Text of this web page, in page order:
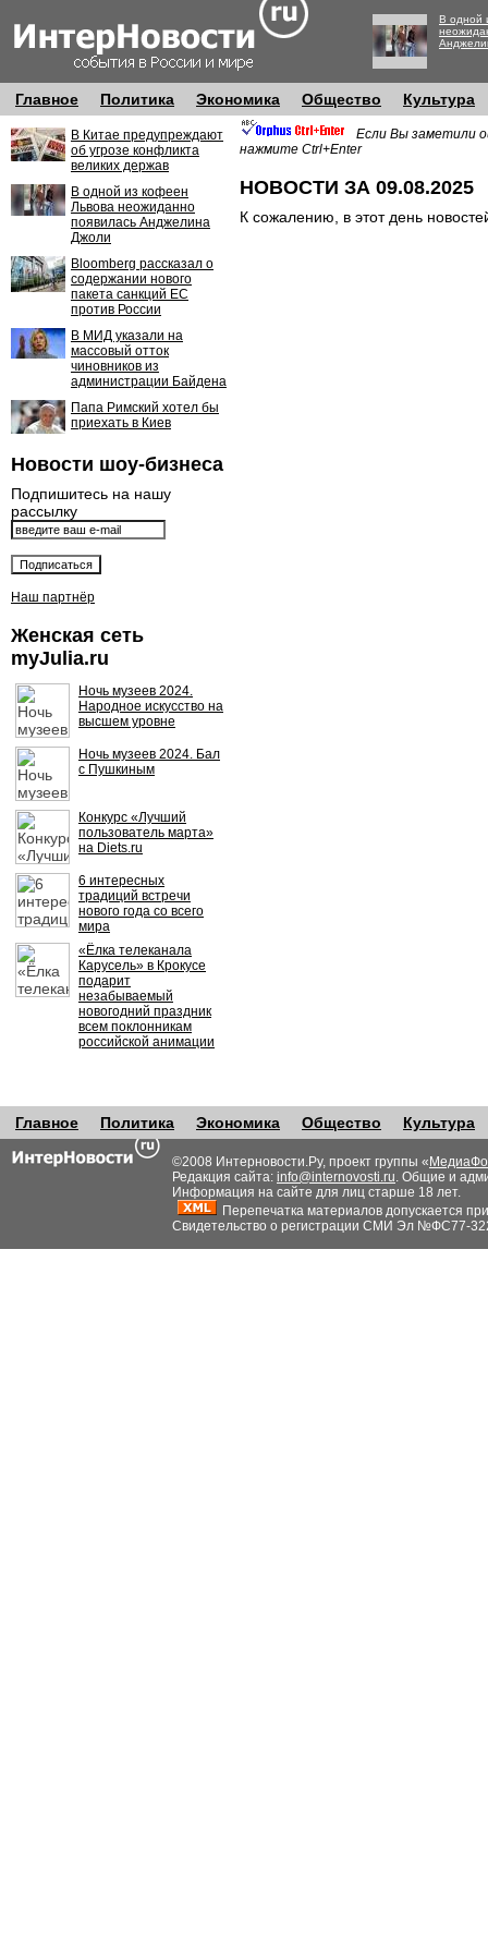
В одной
Главное Политика Экономика Общество Культура
В Китае предупреждают
об угрозе конфликта
великих держав
В одной из кофеен
Львова неожиданно
появилась Анджелина
Джоли
Bloomberg рассказал о
содержании нового
пакета санкций ЕС
против России
В МИД указали на
массовый отток
чиновников из
администрации Байдена
Папа Римский хотел бы
приехать в Киев
Новости шоу-бизнеса
Подпишитесь на нашу
рассылку
Наш партнёр
Женская сеть
myJulia.ru
Ночь музеев 2024.
Народное искусство на
высшем уровне
Ночь музеев 2024. Бал
с Пушкиным
Конкурс «Лучший
пользователь марта»
на Diets.ru
6 интересных
традиций встречи
нового года со всего
мира
«Ёлка телеканала
Карусель» в Крокусе
подарит
незабываемый
новогодний праздник
всем поклонникам
российской анимации
Если Вы заметили
нажмите Ctrl+Enter
НОВОСТИ ЗА 09.08.2025
К сожалению, в этот день
Главное Политика Экономика Общество Культура
©2008 Интерновости.Ру, проект группы «
Редакция сайта: info@internovosti.ru. Общие и
Информация на сайте для лиц старше 18 лет.
Перепечатка материалов допускается
Свидетельство о регистрации СМИ Эл №ФС77-